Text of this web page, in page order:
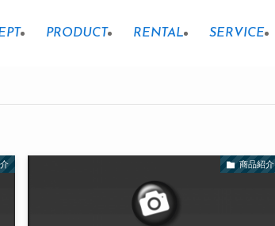
PRODUCT RENTAL SERVICE
商品紹介